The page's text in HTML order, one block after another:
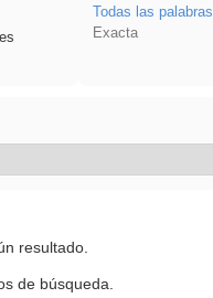
Todas las palabras
Exacta
resultado.
de búsqueda.